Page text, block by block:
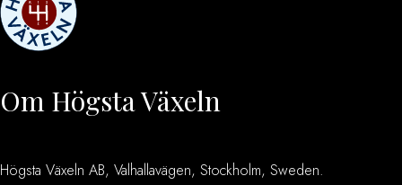
Om Högsta Växeln
Högsta Växeln AB, Valhallavägen, Stockholm, Sweden.